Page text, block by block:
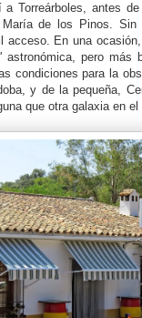
a Torreárboles, antes
de los Pinos.
acceso. En una
astronómica, pero más
condiciones para la
y de la pequeña,
que otra galaxia en el